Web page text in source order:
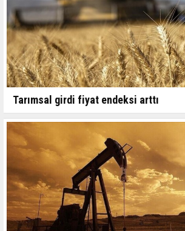
Tarımsal girdi fiyat endeksi arttı